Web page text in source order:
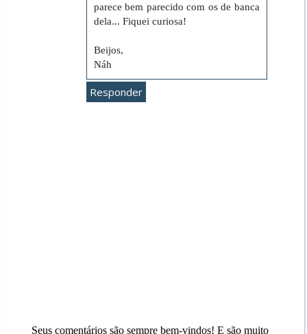
parece bem parecido com os de banca
dela... Fiquei curiosa!
Beijos,
Náh
Responder
Seus comentários são sempre bem-vindos! E são muito